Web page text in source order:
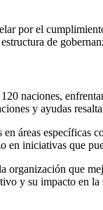
por el
de
naciones,
y ayudas
áreas
iniciativas que
que
y su impacto en la